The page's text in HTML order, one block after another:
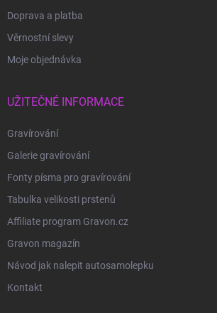
Doprava a platba
Věrnostní slevy
Moje objednávka
UŽITEČNÉ INFORMACE
Gravírování
Galerie gravírování
Fonty písma pro gravírování
Tabulka velikosti prstenů
Affiliate program Gravon.cz
Gravon magazín
Návod jak nalepit autosamolepku
Kontakt